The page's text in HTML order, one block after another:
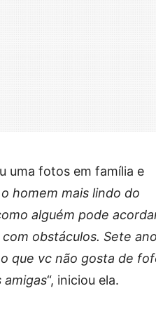
uma fotos em família e
homem mais lindo do
alguém pode
obstáculos. Sete
que vc não gosta de
amigas“, iniciou ela.